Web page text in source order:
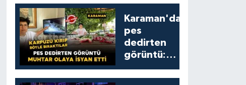
Karaman'da
pes
dedirten
görüntü:
yumruklayıp